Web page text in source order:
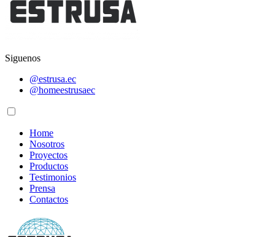
Siguenos
@estrusa.ec
@homeestrusaec
Home
Nosotros
Proyectos
Productos
Testimonios
Prensa
Contactos